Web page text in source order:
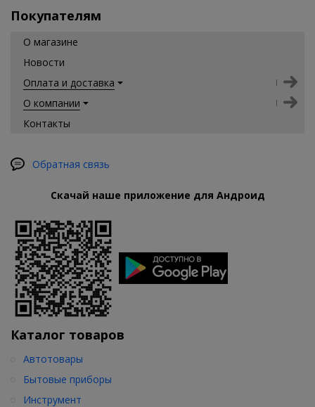
Покупателям
О магазине
Новости
Оплата и доставка
О компании
Контакты
Обратная связь
Скачай наше приложение для Андроид
Каталог товаров
Автотовары
Бытовые приборы
Инструмент